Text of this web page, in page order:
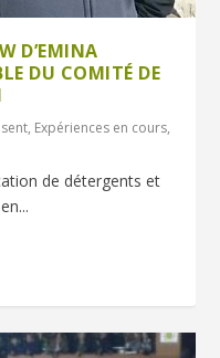
D’EMINA
DU COMITÉ DE
, Expériences en cours,
de détergents et